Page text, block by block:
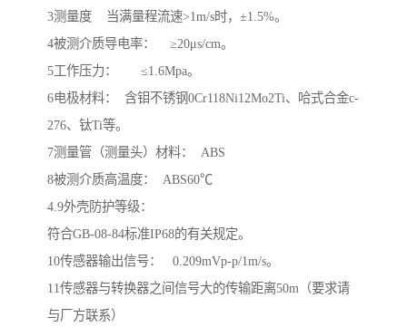
3测量度 当满量程流速>1m/s时，±1.5%。
4被测介质导电率： ≥20μs/cm。
5工作压力： ≤1.6Mpa。
6电极材料： 含钼不锈钢0Cr118Ni12Mo2Ti、哈式合金c-
276、钛Ti等。
7测量管（测量头）材料： ABS
8被测介质高温度： ABS60℃
4.9外壳防护等级：
符合GB-08-84标准IP68的有关规定。
10传感器输出信号： 0.209mVp-p/1m/s。
11传感器与转换器之间信号大的传输距离50m（要求请
与厂方联系）